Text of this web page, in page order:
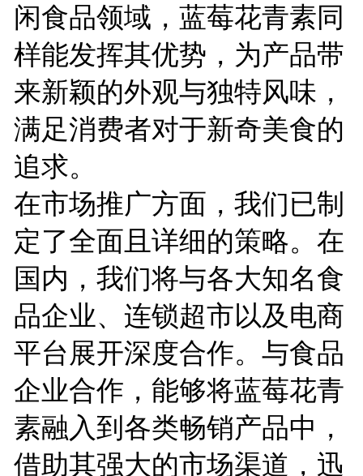
闲食品领域，蓝莓花青素同
样能发挥其优势，为产品带
来新颖的外观与独特风味，
满足消费者对于新奇美食的
追求。
在市场推广方面，我们已制
定了全面且详细的策略。在
国内，我们将与各大知名食
品企业、连锁超市以及电商
平台展开深度合作。与食品
企业合作，能够将蓝莓花青
素融入到各类畅销产品中，
借助其强大的市场渠道，迅